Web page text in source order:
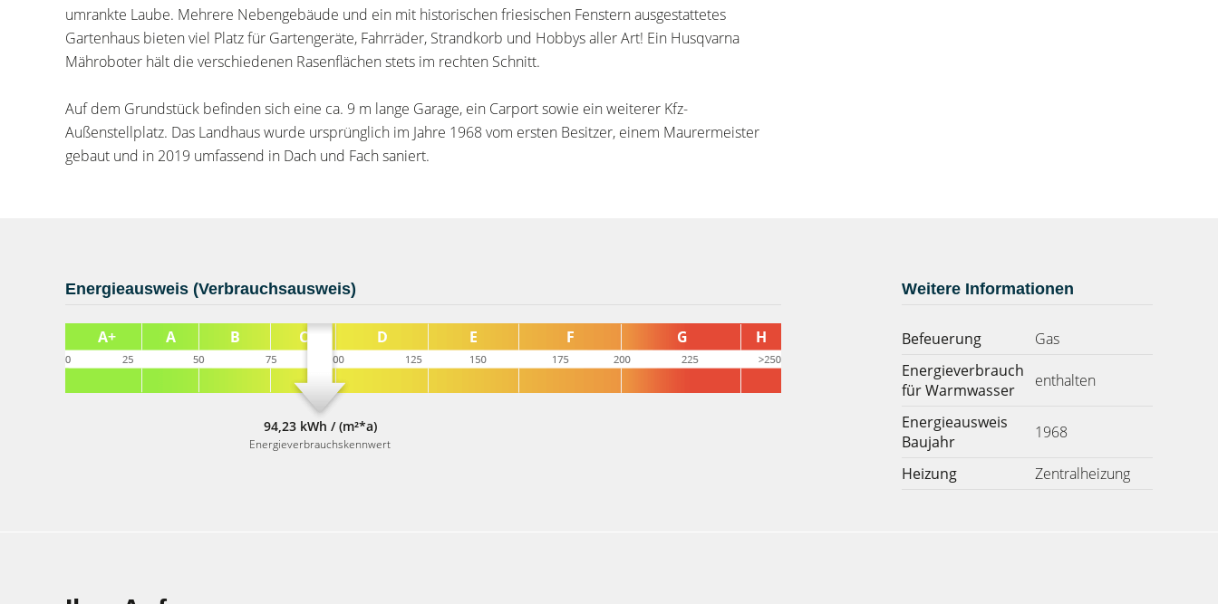
umrankte Laube. Mehrere Nebengebäude und ein mit historischen friesischen Fenstern ausgestattetes
Gartenhaus bieten viel Platz für Gartengeräte, Fahrräder, Strandkorb und Hobbys aller Art! Ein Husqvarna
Mähroboter hält die verschiedenen Rasenflächen stets im rechten Schnitt.
Auf dem Grundstück befinden sich eine ca. 9 m lange Garage, ein Carport sowie ein weiterer Kfz-
Außenstellplatz. Das Landhaus wurde ursprünglich im Jahre 1968 vom ersten Besitzer, einem Maurermeister
gebaut und in 2019 umfassend in Dach und Fach saniert.
Energieausweis (Verbrauchsausweis)
94,23 kWh / (m²*a)
Energieverbrauchskennwert
Weitere Informationen
Befeuerung
Gas
Energieverbrauch
für Warmwasser
enthalten
Energieausweis
Baujahr
1968
Heizung Zentralheizung